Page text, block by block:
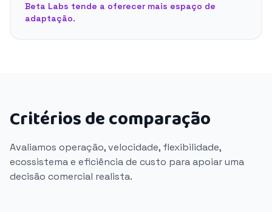
Beta Labs tende a oferecer mais espaço de
adaptação.
Critérios de comparação
Avaliamos operação, velocidade, flexibilidade,
ecossistema e eficiência de custo para apoiar uma
decisão comercial realista.